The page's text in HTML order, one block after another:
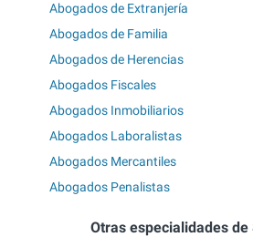
Abogados de Extranjería
Abogados de Familia
Abogados de Herencias
Abogados Fiscales
Abogados Inmobiliarios
Abogados Laboralistas
Abogados Mercantiles
Abogados Penalistas
Otras especialidades de